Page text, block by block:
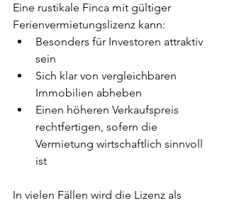
Eine rustikale Finca mit gültiger
Ferienvermietungslizenz kann:
Besonders für Investoren attraktiv
sein
Sich klar von vergleichbaren
Immobilien abheben
Einen höheren Verkaufspreis
rechtfertigen, sofern die
Vermietung wirtschaftlich sinnvoll
ist
In vielen Fällen wird die Lizenz als